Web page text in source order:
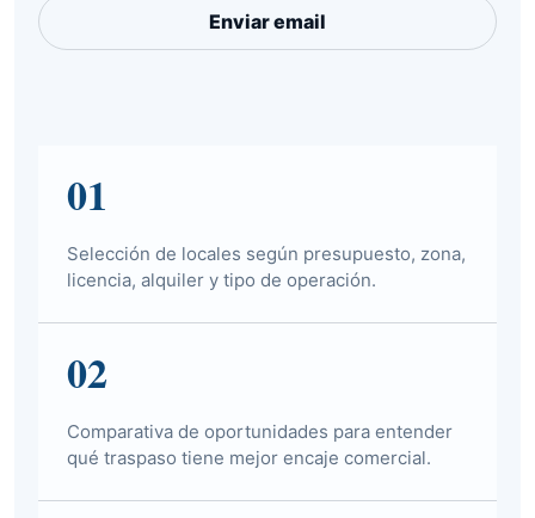
Enviar email
01
Selección de locales según presupuesto, zona,
licencia, alquiler y tipo de operación.
02
Comparativa de oportunidades para entender
qué traspaso tiene mejor encaje comercial.